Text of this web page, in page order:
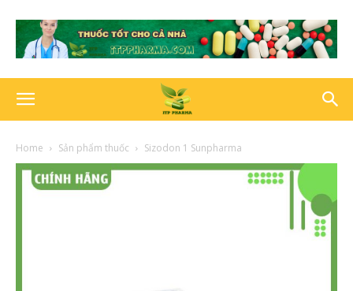
Home Sản phẩm thuốc Sizodon 1 Sunpharma